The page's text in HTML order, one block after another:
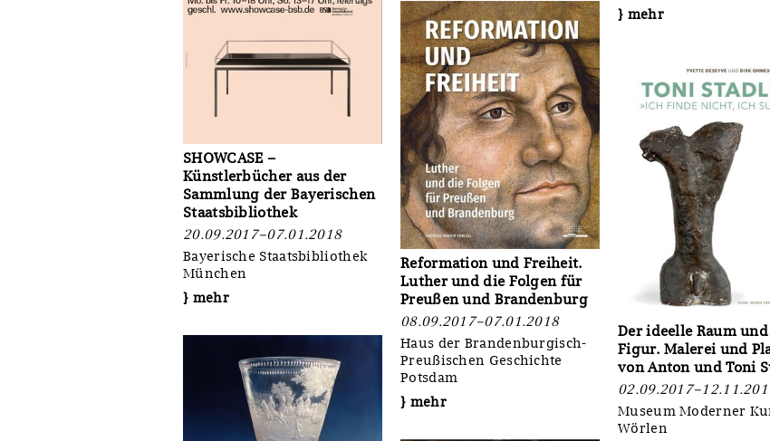
} mehr
SHOWCASE –
Künstlerbücher aus der
Sammlung der Bayerischen
Staatsbibliothek
20.09.2017–07.01.2018
Bayerische Staatsbibliothek
München
} mehr
Reformation und Freiheit.
Luther und die Folgen für
Preußen und Brandenburg
08.09.2017–07.01.2018
Haus der Brandenburgisch-
Preußischen Geschichte
Potsdam
} mehr
Der ideelle Raum
Figur. Malerei und
von Anton und Toni
Museum Moderner
Wörlen